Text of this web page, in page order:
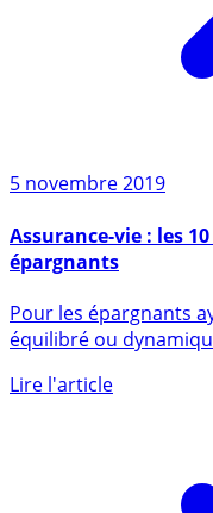
5 novembre 2019
Assurance-vie : les
épargnants
équilibré ou